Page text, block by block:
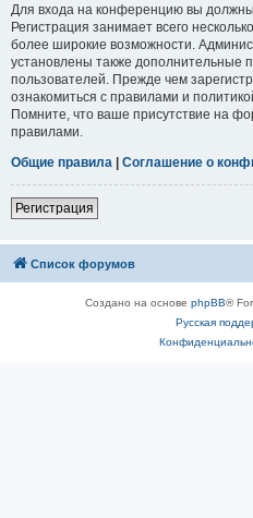
Для входа на конференцию вы
Регистрация занимает всего
более широкие возможности.
установлены также дополнительные
пользователей. Прежде чем
ознакомиться с правилами и
Помните, что ваше присутствие на
правилами.
Общие правила | Соглашение о
Регистрация
Список форумов
Создано на основе phpBB®
Русская